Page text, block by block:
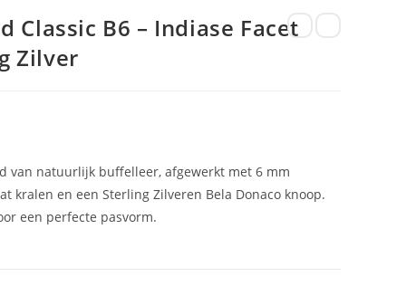
Classic B6 – Indiase Facet
Zilver
van natuurlijk buffelleer, afgewerkt met 6 mm
kralen en een Sterling Zilveren Bela Donaco knoop.
een perfecte pasvorm.